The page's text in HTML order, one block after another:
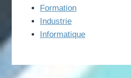
Formation
Industrie
Informatique